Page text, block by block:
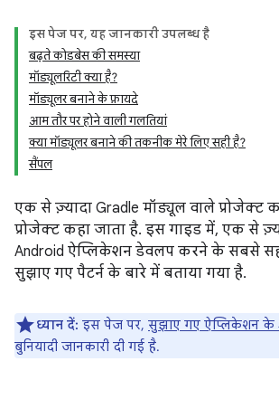
इस पेज पर, यह जानकारी उपलब्ध है
बढ़ते कोडबेस की समस्या
मॉड्यूलरिटी क्या है?
मॉड्यूलर बनाने के फ़ायदे
आम तौर पर होने वाली गलतियां
क्या मॉड्यूलर बनाने की तकनीक मेरे लिए सही है?
सैंपल
एक से ज़्यादा Gradle मॉड्यूल वाले प्रोजेक्ट
प्रोजेक्ट कहा जाता है. इस गाइड में, एक से
Android ऐप्लिकेशन डेवलप करने के सबसे
सुझाए गए पैटर्न के बारे में बताया गया है.
ध्यान दें: इस पेज पर, सुझाए गए ऐप्लिकेशन के
बुनियादी जानकारी दी गई है.